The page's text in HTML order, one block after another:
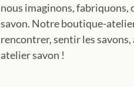
nous imaginons, fabriquons,
savon. Notre boutique-
rencontrer, sentir les
atelier savon !